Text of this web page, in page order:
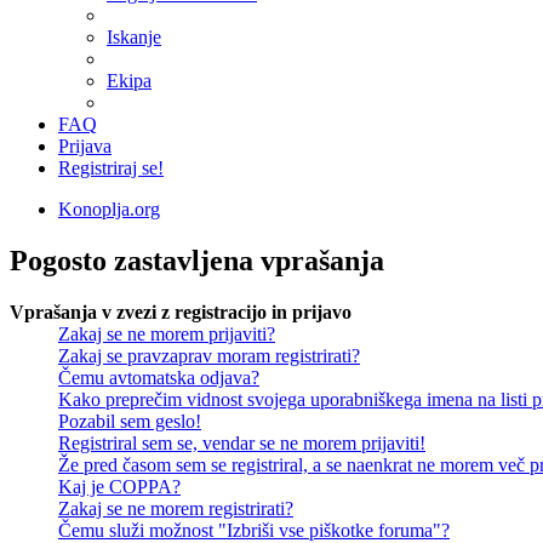
Iskanje
Ekipa
FAQ
Prijava
Registriraj se!
Konoplja.org
Pogosto zastavljena vprašanja
Vprašanja v zvezi z registracijo in prijavo
Zakaj se ne morem prijaviti?
Zakaj se pravzaprav moram registrirati?
Čemu avtomatska odjava?
Kako preprečim vidnost svojega uporabniškega imena na listi
Pozabil sem geslo!
Registriral sem se, vendar se ne morem prijaviti!
Že pred časom sem se registriral, a se naenkrat ne morem več
Kaj je COPPA?
Zakaj se ne morem registrirati?
Čemu služi možnost "Izbriši vse piškotke foruma"?